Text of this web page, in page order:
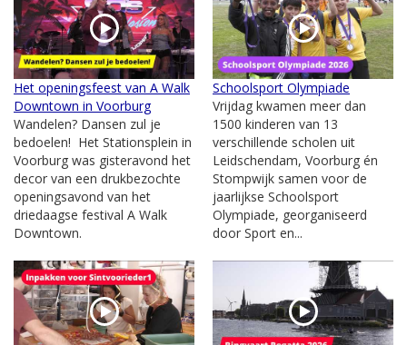
Het openingsfeest van A Walk
Downtown in Voorburg
Wandelen? Dansen zul je
bedoelen! Het Stationsplein in
Voorburg was gisteravond het
decor van een drukbezochte
openingsavond van het
driedaagse festival A Walk
Downtown.
Schoolsport Olympiade
Vrijdag kwamen meer dan
1500 kinderen van 13
verschillende scholen uit
Leidschendam, Voorburg én
Stompwijk samen voor de
jaarlijkse Schoolsport
Olympiade, georganiseerd
door Sport en...